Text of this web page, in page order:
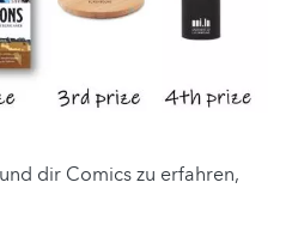
dir Comics zu erfahren,